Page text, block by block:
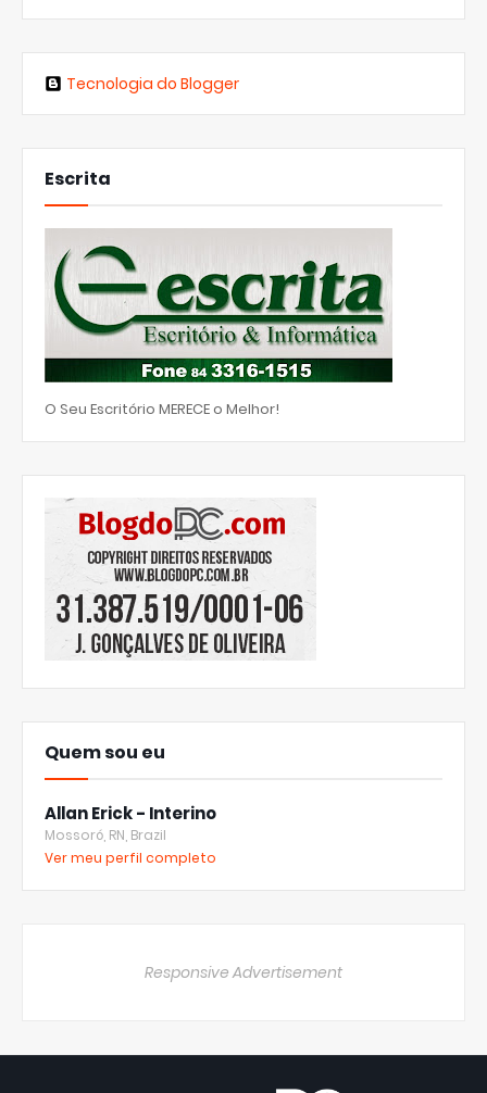
Tecnologia do Blogger
Escrita
O Seu Escritório MERECE o Melhor!
Quem sou eu
Allan Erick - Interino
Mossoró, RN, Brazil
Ver meu perfil completo
Responsive Advertisement